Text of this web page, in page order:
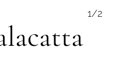
1/2